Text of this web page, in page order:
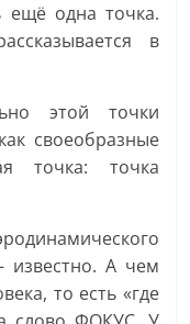
ещё одна точка.
в
этой точки
своеобразные
точка: точка
известно. А чем
то есть «где